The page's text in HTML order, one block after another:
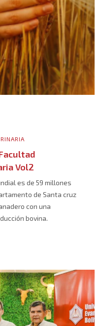
Vol2
es de 59 millones
de Santa cruz
con una
bovina.